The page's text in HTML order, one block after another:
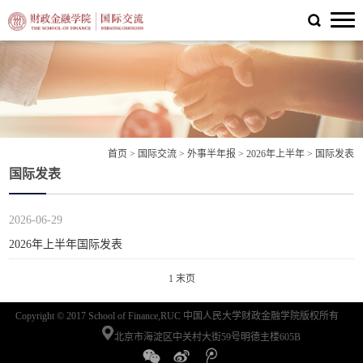
首页 > 国际交流> 外事半年报 > 2026年上半年> 国际发表
国际发表
2026-06-29
2026年上半年国际发表
1 末页
Copyright © 2017 School of Finance,RUC 中国人民大学财政金融学院版权所有
北京市海淀区中关村大街59号明德主楼605B